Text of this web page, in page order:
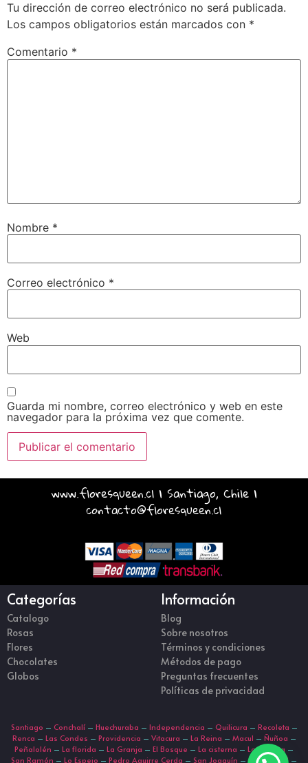
Tu dirección de correo electrónico no será publicada.
Los campos obligatorios están marcados con *
Comentario *
Nombre *
Correo electrónico *
Web
Guarda mi nombre, correo electrónico y web en este
navegador para la próxima vez que comente.
www.floresqueen.cl | Santiago, Chile |
contacto@floresqueen.cl
Categorías
Catalogo
Rosas
Flores
Chocolates
Globos
Información
Blog
Sobre nosotros
Términos y condiciones
Métodos de pago
Preguntas frecuentes
Políticas de privacidad
Santiago – Conchalí– Huechuraba – Independencia – Quilicura – Recoleta –
Renca – Las Condes – Providencia – Vitacura – La Reina – Macul – Ñuñoa –
Peñalolén – La florida – La Granja – El Bosque – La cisterna – La Pintana –
San Ramón – Lo Espejo – Pedro Aguirre Cerda – San Joaquín –San Miguel –